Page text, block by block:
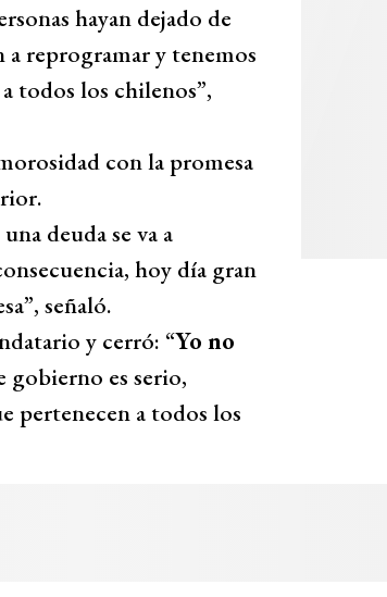
hayan dejado de
reprogramar y tenemos
todos los chilenos”,
con la promesa
deuda se va a
hoy día gran
señaló.
y cerró: “Yo no
gobierno es serio,
pertenecen a todos los